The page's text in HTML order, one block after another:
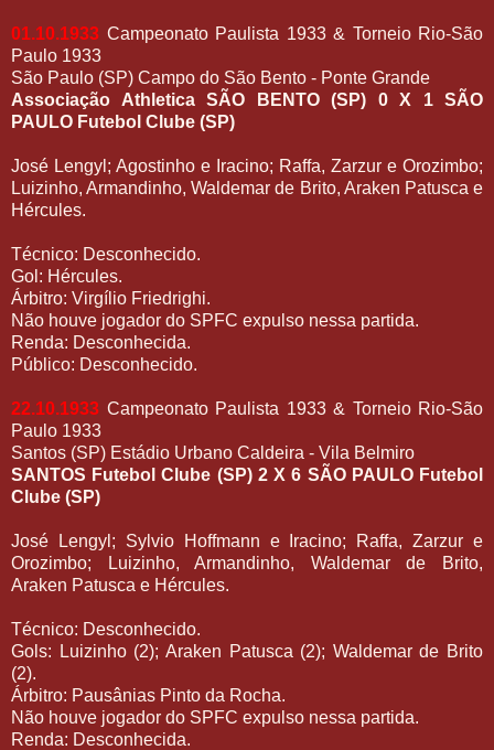
01.10.1933 Campeonato Paulista 1933 & Torneio Rio-São
Paulo 1933
São Paulo (SP) Campo do São Bento - Ponte Grande
Associação Athletica SÃO BENTO (SP) 0 X 1 SÃO
PAULO Futebol Clube (SP)
José Lengyl; Agostinho e Iracino; Raffa, Zarzur e Orozimbo;
Luizinho, Armandinho, Waldemar de Brito, Araken Patusca e
Hércules.
Técnico: Desconhecido.
Gol: Hércules.
Árbitro: Virgílio Friedrighi.
Não houve jogador do SPFC expulso nessa partida.
Renda: Desconhecida.
Público: Desconhecido.
22.10.1933 Campeonato Paulista 1933 & Torneio Rio-São
Paulo 1933
Santos (SP) Estádio Urbano Caldeira - Vila Belmiro
SANTOS Futebol Clube (SP) 2 X 6 SÃO PAULO Futebol
Clube (SP)
José Lengyl; Sylvio Hoffmann e Iracino; Raffa, Zarzur e
Orozimbo; Luizinho, Armandinho, Waldemar de Brito,
Araken Patusca e Hércules.
Técnico: Desconhecido.
Gols: Luizinho (2); Araken Patusca (2); Waldemar de Brito
(2).
Árbitro: Pausânias Pinto da Rocha.
Não houve jogador do SPFC expulso nessa partida.
Renda: Desconhecida.